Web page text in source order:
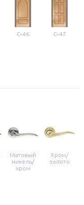
С-46 С-47
Матовый
никель/
хром
Хром/
золото